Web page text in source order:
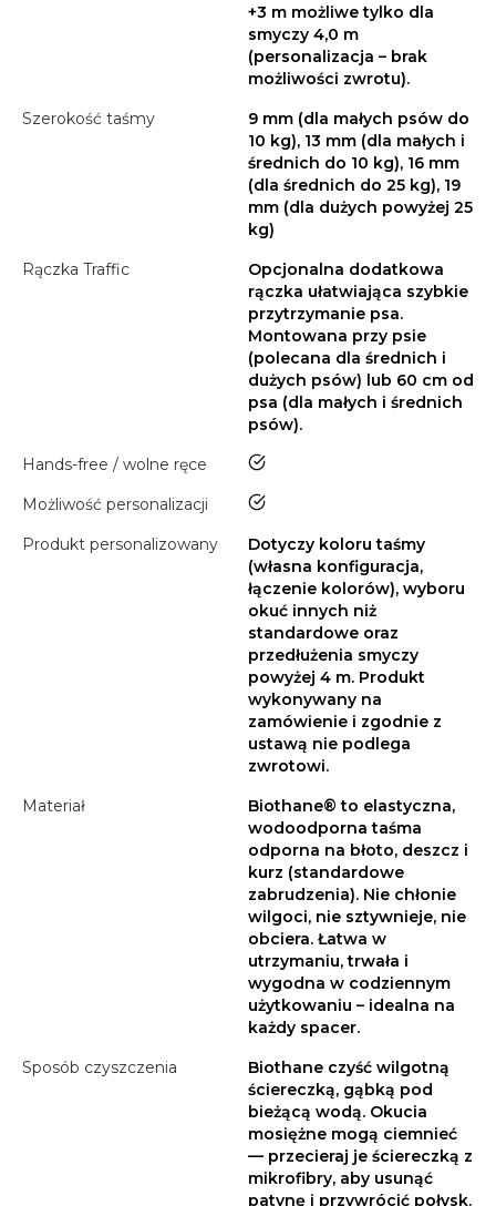
+3 m możliwe tylko dla
smyczy 4,0 m
(personalizacja – brak
możliwości zwrotu).
Szerokość taśmy
9 mm (dla małych psów do
10 kg), 13 mm (dla małych i
średnich do 10 kg), 16 mm
(dla średnich do 25 kg), 19
mm (dla dużych powyżej 25
kg)
Rączka Traffic
Opcjonalna dodatkowa
rączka ułatwiająca szybkie
przytrzymanie psa.
Montowana przy psie
(polecana dla średnich i
dużych psów) lub 60 cm od
psa (dla małych i średnich
psów).
Hands-free / wolne ręce
tak
Możliwość personalizacji tak
Produkt personalizowany
Dotyczy koloru taśmy
(własna konfiguracja,
łączenie kolorów), wyboru
okuć innych niż
standardowe oraz
przedłużenia smyczy
powyżej 4 m. Produkt
wykonywany na
zamówienie i zgodnie z
ustawą nie podlega
zwrotowi.
Materiał
Biothane® to elastyczna,
wodoodporna taśma
odporna na błoto, deszcz i
kurz (standardowe
zabrudzenia). Nie chłonie
wilgoci, nie sztywnieje, nie
obciera. Łatwa w
utrzymaniu, trwała i
wygodna w codziennym
użytkowaniu – idealna na
każdy spacer.
Sposób czyszczenia
Biothane czyść wilgotną
ściereczką, gąbką pod
bieżącą wodą. Okucia
mosiężne mogą ciemnieć
— przecieraj je ściereczką z
mikrofibry, aby usunąć
patynę i przywrócić połysk.